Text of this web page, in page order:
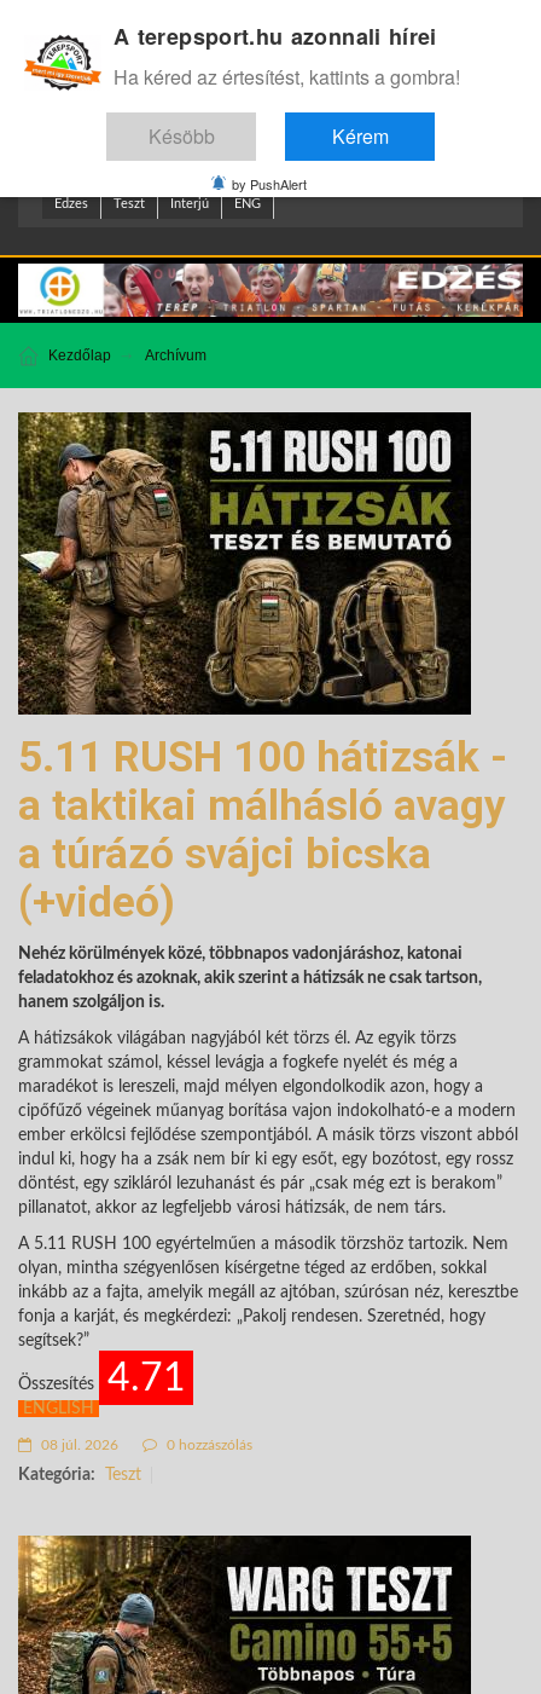
Edzes Teszt Interjú ENG
Kezdőlap Archívum
5.11 RUSH 100 hátizsák -
a taktikai málhásló avagy
a túrázó svájci bicska
(+videó)
Nehéz körülmények közé, többnapos vadonjáráshoz, katonai
feladatokhoz és azoknak, akik szerint a hátizsák ne csak tartson,
hanem szolgáljon is.
A hátizsákok világában nagyjából két törzs él. Az egyik törzs
grammokat számol, késsel levágja a fogkefe nyelét és még a
maradékot is lereszeli, majd mélyen elgondolkodik azon, hogy a
cipőfűző végeinek műanyag borítása vajon indokolható-e a modern
ember erkölcsi fejlődése szempontjából. A másik törzs viszont abból
indul ki, hogy ha a zsák nem bír ki egy esőt, egy bozótost, egy rossz
döntést, egy szikláról lezuhanást és pár „csak még ezt is berakom”
pillanatot, akkor az legfeljebb városi hátizsák, de nem társ.
A 5.11 RUSH 100 egyértelműen a második törzshöz tartozik. Nem
olyan, mintha szégyenlősen kísérgetne téged az erdőben, sokkal
inkább az a fajta, amelyik megáll az ajtóban, szúrósan néz, keresztbe
fonja a karját, és megkérdezi: „Pakolj rendesen. Szeretnéd, hogy
segítsek?”
Összesítés 4.71
ENGLISH
08 júl. 2026 0 hozzászólás
Kategória: Teszt
A terepsport.hu azonnali hírei
Ha kéred az értesítést, kattints a gombra!
Késöbb Kérem
by PushAlert